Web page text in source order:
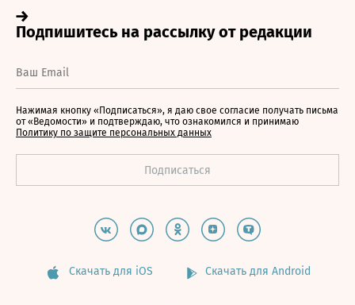
Нажимая кнопку «Подписаться», я даю свое согласие получать письма
от «Ведомости» и подтверждаю, что ознакомился и принимаю
Политику по защите персональных данных
Скачать для iOS Скачать для Android